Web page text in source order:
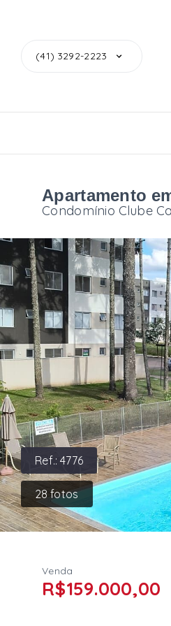
(41) 3292-2223
Apartamento
Condomínio Clube
Ref.:4776
28fotos
Venda
R$159.000,00